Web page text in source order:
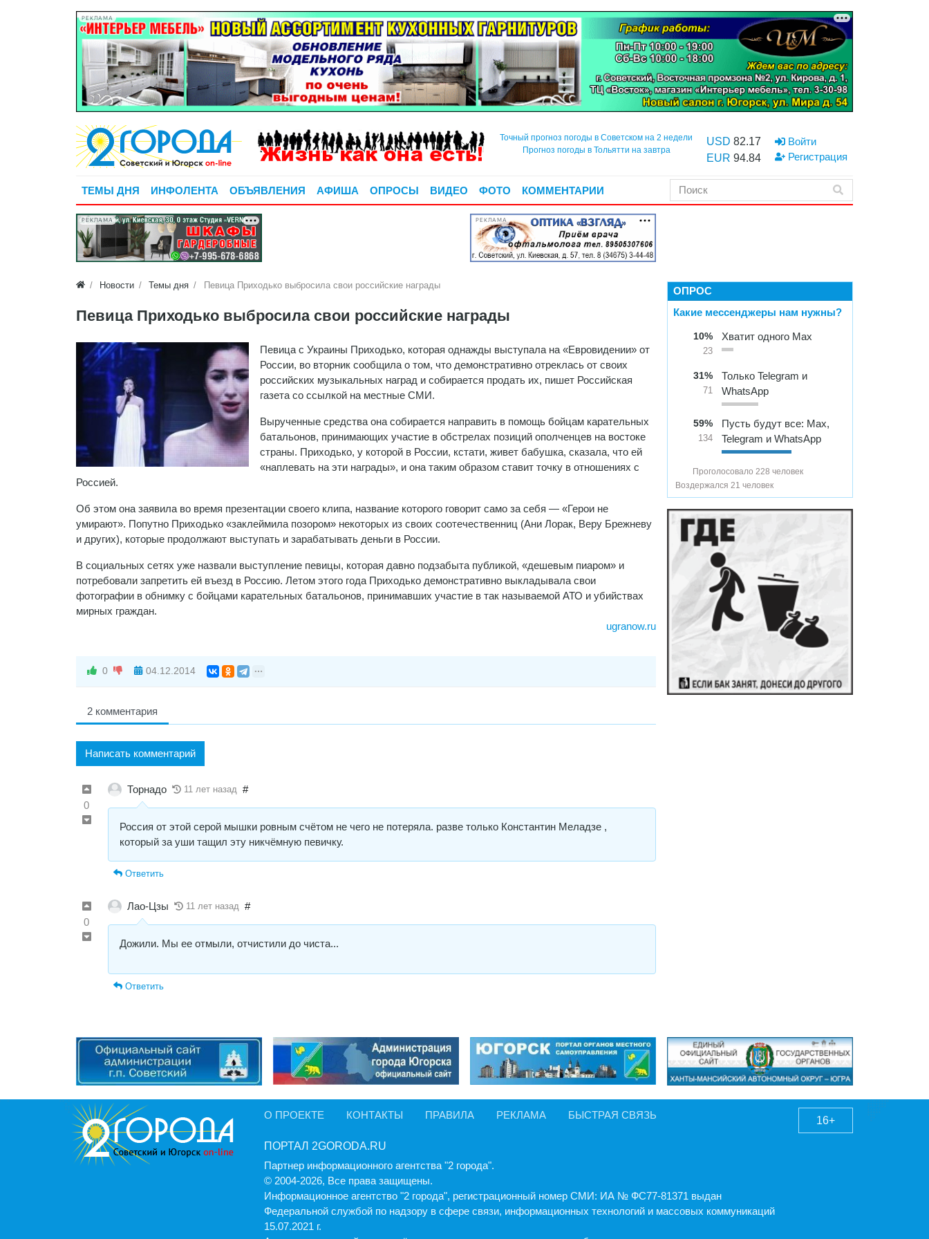
РЕКЛАМА
Точный прогноз погоды в Советском на 2 недели
Прогноз погоды в Тольятти на завтра
USD 82.17
EUR 94.84
Войти
Регистрация
ТЕМЫ ДНЯ ИНФОЛЕНТА ОБЪЯВЛЕНИЯ АФИША ОПРОСЫ ВИДЕО ФОТО КОММЕНТАРИИ
РЕКЛАМА РЕКЛАМА
Новости Темы дня Певица Приходько выбросила свои российские награды
Певица Приходько выбросила свои российские награды
Певица с Украины Приходько, которая однажды выступала на «Евровидении» от
России, во вторник сообщила о том, что демонстративно отреклась от своих
российских музыкальных наград и собирается продать их, пишет Российская
газета со ссылкой на местные СМИ.
Вырученные средства она собирается направить в помощь бойцам карательных
батальонов, принимающих участие в обстрелах позиций ополченцев на востоке
страны. Приходько, у которой в России, кстати, живет бабушка, сказала, что ей
«наплевать на эти награды», и она таким образом ставит точку в отношениях с
Россией.
Об этом она заявила во время презентации своего клипа, название которого говорит само за себя — «Герои не
умирают». Попутно Приходько «заклеймила позором» некоторых из своих соотечественниц (Ани Лорак, Веру Брежневу
и других), которые продолжают выступать и зарабатывать деньги в России.
В социальных сетях уже назвали выступление певицы, которая давно подзабыта публикой, «дешевым пиаром» и
потребовали запретить ей въезд в Россию. Летом этого года Приходько демонстративно выкладывала свои
фотографии в обнимку с бойцами карательных батальонов, принимавших участие в так называемой АТО и убийствах
мирных граждан.
ugranow.ru
0 04.12.2014
2 комментария
Написать комментарий
0
Торнадо 11 лет назад #
Россия от этой серой мышки ровным счётом не чего не потеряла. разве только Константин Меладзе ,
который за уши тащил эту никчёмную певичку.
Ответить
0
Лао-Цзы 11 лет назад #
Дожили. Мы ее отмыли, отчистили до чиста...
Ответить
ОПРОС
Какие мессенджеры нам нужны?
10%
23
Хватит одного Max
31%
71
Только Telegram и
WhatsApp
59%
134
Пусть будут все: Max,
Telegram и WhatsApp
Проголосовало 228 человек
Воздержался 21 человек
О ПРОЕКТЕ КОНТАКТЫ ПРАВИЛА РЕКЛАМА БЫСТРАЯ СВЯЗЬ
ПОРТАЛ 2GORODA.RU
Партнер информационного агентства "2 города".
© 2004-2026, Все права защищены.
Информационное агентство "2 города", регистрационный номер СМИ: ИА № ФС77-81371 выдан
Федеральной службой по надзору в сфере связи, информационных технологий и массовых коммуникаций
15.07.2021 г.
16+